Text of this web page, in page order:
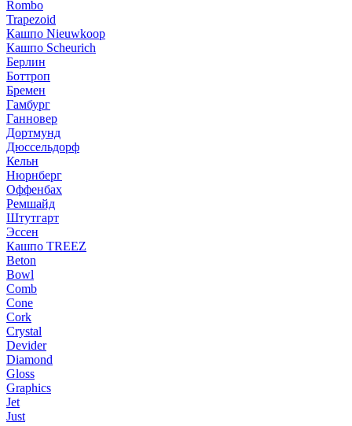
Rombo
Trapezoid
Кашпо Nieuwkoop
Кашпо Scheurich
Берлин
Боттроп
Бремен
Гамбург
Ганновер
Дортмунд
Дюссельдорф
Кельн
Нюрнберг
Оффенбах
Ремшайд
Штутгарт
Эссен
Кашпо TREEZ
Beton
Bowl
Comb
Cone
Cork
Crystal
Devider
Diamond
Gloss
Graphics
Jet
Just